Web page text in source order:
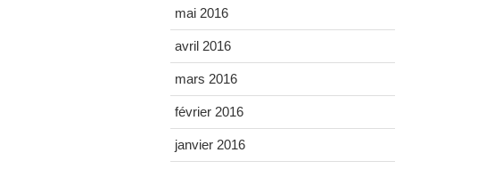
mai 2016
avril 2016
mars 2016
février 2016
janvier 2016